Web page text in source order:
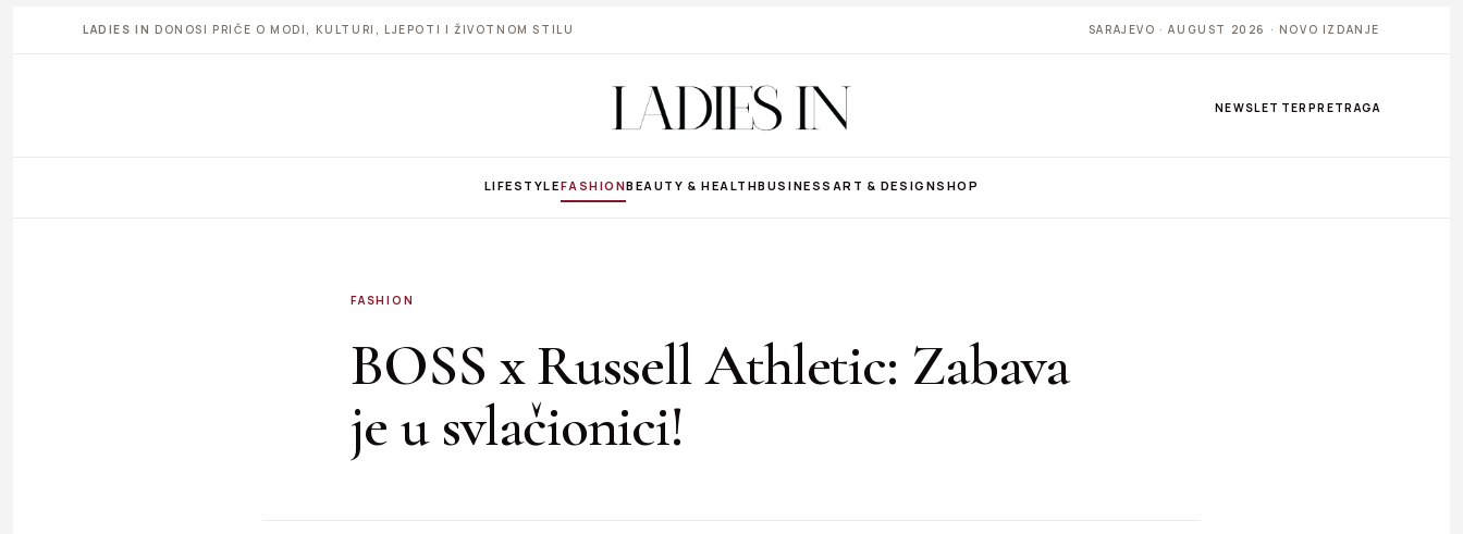
LADIES IN DONOSI PRIČE O MODI, KULTURI, LJEPOTI I ŽIVOTNOM STILU SARAJEVO · AUGUST 2026 · NOVO IZDANJE
NEWSLETTER PRETRAGA
LIFESTYLEFASHIONBEAUTY & HEALTHBUSINESS ART & DESIGNSHOP
FASHION
BOSS x Russell Athletic: Zabava
je u svlačionici!